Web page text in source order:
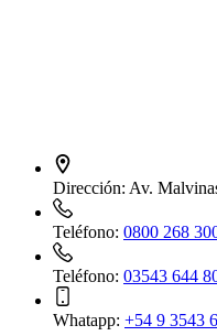
Dirección: Av.
Teléfono: 0800 268
Teléfono: 03543 644
Whatapp: +54 9 3543